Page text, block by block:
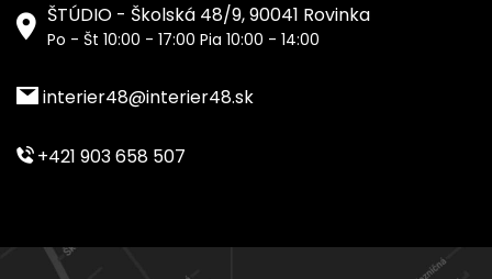
ŠTÚDIO - Školská 48/9, 90041 Rovinka
Po - Št 10:00 - 17:00 Pia 10:00 - 14:00
interier48@interier48.sk
+421 903 658 507